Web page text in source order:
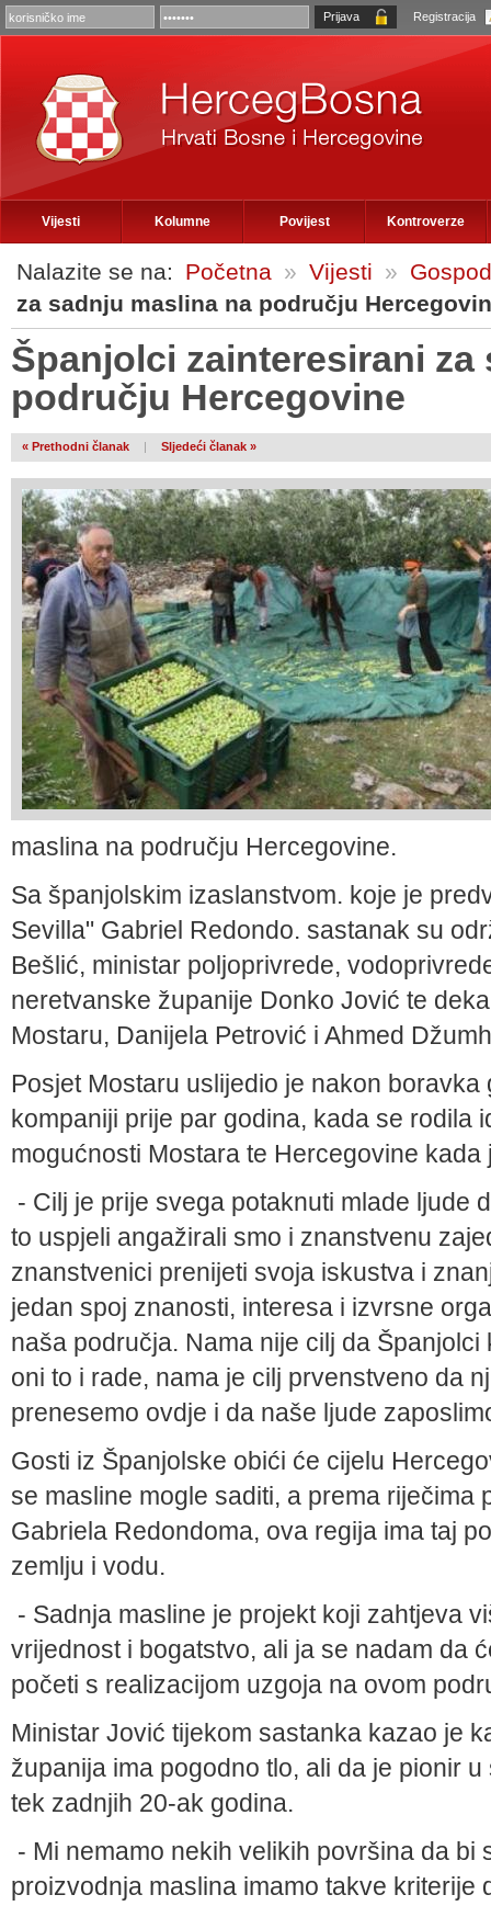
Registracija
Vijesti Kolumne Povijest Kontroverze
Nalazite se na: Početna » Vijesti »
za sadnju maslina na području
Španjolci zainteresirani za
području Hercegovine
« Prethodni članak | Sljedeći članak »
maslina na području Hercegovine.
Sa španjolskim izaslanstvom. koje je
Sevilla" Gabriel Redondo. sastanak su
Bešlić, ministar poljoprivrede,
neretvanske županije Donko Jović te
Mostaru, Danijela Petrović i Ahmed
Posjet Mostaru uslijedio je nakon
kompaniji prije par godina, kada se rodila
mogućnosti Mostara te Hercegovine
- Cilj je prije svega potaknuti mlade ljude
to uspjeli angažirali smo i znanstvenu
znanstvenici prenijeti svoja iskustva i
jedan spoj znanosti, interesa i izvrsne
naša područja. Nama nije cilj da
oni to i rade, nama je cilj prvenstveno da
prenesemo ovdje i da naše ljude
Gosti iz Španjolske obići će cijelu
se masline mogle saditi, a prema riječima
Gabriela Redondoma, ova regija ima taj
zemlju i vodu.
- Sadnja masline je projekt koji zahtjeva
vrijednost i bogatstvo, ali ja se nadam da
početi s realizacijom uzgoja na ovom
Ministar Jović tijekom sastanka kazao je
županija ima pogodno tlo, ali da je pionir
tek zadnjih 20-ak godina.
- Mi nemamo nekih velikih površina da bi
proizvodnja maslina imamo takve kriterije